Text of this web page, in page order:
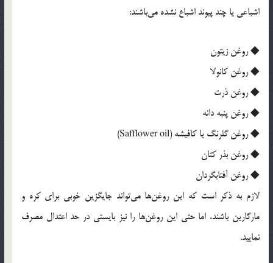
اشباعی یا چند پیوند اشباع نشده می‌باشند:
◆ روغن زیتون
◆ روغن کانولا
◆ روغن ذرت
◆ روغن پنبه دانه
◆ روغن گلرنگ یا کافیشه (Safflower oil)
◆ روغن بذر کتان
◆ روغن آفتابگردان
لازم به ذکر است که این روغن‌ها می‌تواند جایگزین خوبی برای کره و
مارگارین باشند، اما حتی این روغن‌ها را نیز بایستی در حد اعتدال مصرف
نمایید.